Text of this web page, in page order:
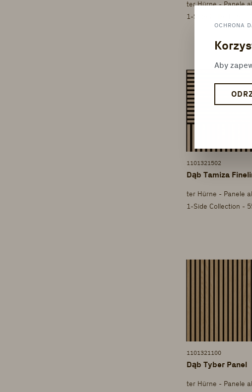
ter Hürne - Panele
1-Side Collection -
1101321502
Dąb Tamiza
ter Hürne - Panele
1-Side Collection -
1101321100
Dąb Tyber Panel
ter Hürne - Panele
OCHRONA
Aby